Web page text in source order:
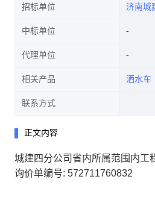
招标单位 济南城
中标单位
代理单位
相关产品 洒水车
联系方式
正文内容
城建四分公司省内所属范围内工
询价单编号: 572711760832